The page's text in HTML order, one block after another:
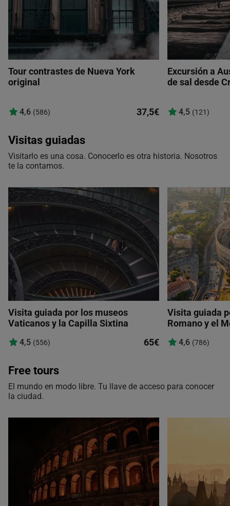
Tour contrastes de Nueva York
original
4,6 (586) 37,5€
Excursión a
de sal desde
4,5 (121)
Visitas guiadas
Visitarlo es una cosa. Conocerlo es otra historia. Nosotros
te la contamos.
Visita guiada por los museos
Vaticanos y la Capilla Sixtina
4,5 (556) 65€
Visita guiada
Romano y el
4,6 (786)
Free tours
El mundo en modo libre. Tu llave de acceso para conocer
la ciudad.